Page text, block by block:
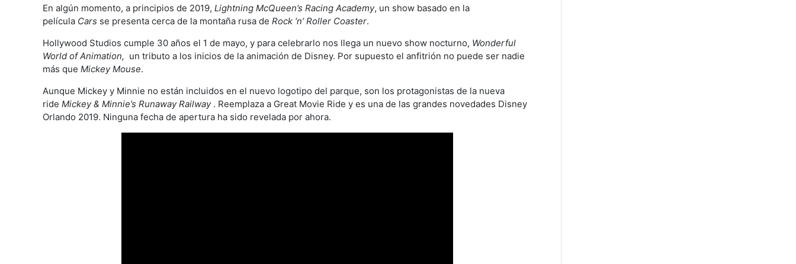
En algún momento, a principios de 2019, Lightning McQueen’s Racing Academy, un show basado en la
película Cars se presenta cerca de la montaña rusa de Rock ‘n’ Roller Coaster.
Hollywood Studios cumple 30 años el 1 de mayo, y para celebrarlo nos llega un nuevo show nocturno, Wonderful
World of Animation, un tributo a los inicios de la animación de Disney. Por supuesto el anfitrión no puede ser nadie
más que Mickey Mouse.
Aunque Mickey y Minnie no están incluidos en el nuevo logotipo del parque, son los protagonistas de la nueva
ride Mickey & Minnie’s Runaway Railway. Reemplaza a Great Movie Ride y es una de las grandes novedades Disney
Orlando 2019. Ninguna fecha de apertura ha sido revelada por ahora.